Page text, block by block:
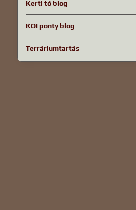
Kerti tó blog
KOI ponty blog
Terráriumtartás